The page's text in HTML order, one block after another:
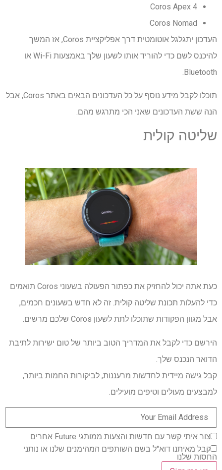
Coros Apex 4
Coros Nomad
העדכון יתגלגל אוטומטית דרך אפליקציית Coros, אז המשך
להיכנס לשם כדי להוריד אותו לשעון שלך באמצעות Wi-Fi או
Bluetooth.
תוכלו לקבל מידע נוסף על כל העדכונים הבאים באתר Coros, אבל
הנה ששת העדכונים שאני הכי מתרגש מהם.
שליטה קולית
כעת אתה יכול להחזיק את כפתור הפעולה בשעוני Coros תואמים
כדי להעלות תכונת שליטה קולית. זה לא חדש בשעונים חכמים,
אבל מגוון הפקודות שתוכלו לתת לשעון Coros שלכם מרשים.
הירשם כדי לקבל את המדריך הטוב ביותר של טום ישירות לתיבת
הדואר הנכנס שלך.
קבל גישה מיידית לחדשות מרעננות, לביקורות החמות ביותר,
למבצעים מעולים וטיפים מועילים.
צור איתי קשר עם חדשות והצעות ממותגי Future אחרים
קבל מאיתנו דוא"ל בשם השותפים המהימנים שלנו או נותני
החסות שלנו